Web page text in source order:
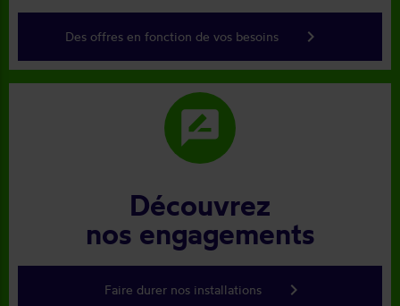
Des offres en fonction de vos besoins keyboard_arrow_right
rate_review
Découvrez
nos engagements
Faire durer nos installations keyboard_arrow_right